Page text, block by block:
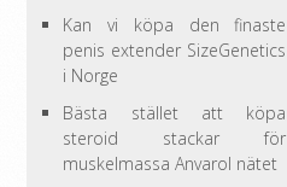
Kan vi köpa den finaste
penis extender SizeGenetics
i Norge
Bästa stället att köpa
steroid stackar för
muskelmassa Anvarol nätet